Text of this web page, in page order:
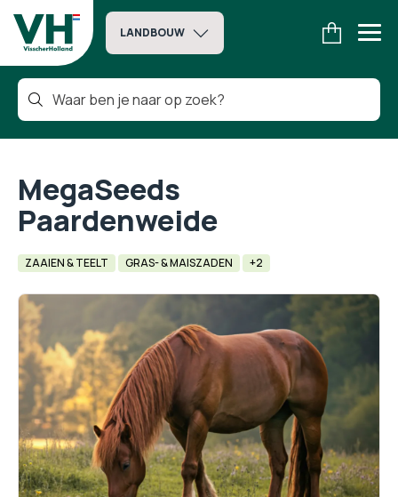
LANDBOUW
MegaSeeds
Paardenweide
ZAAIEN & TEELT GRAS- & MAISZADEN +2